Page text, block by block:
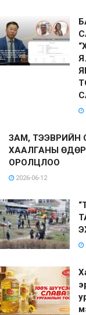
ЗАМ, ТЭЭВРИЙН
ХААЛГАНЫ
ОРОЛЦЛОО
2026-06-12